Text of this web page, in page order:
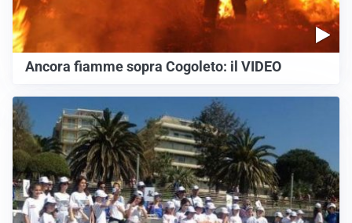
Ancora fiamme sopra Cogoleto: il VIDEO